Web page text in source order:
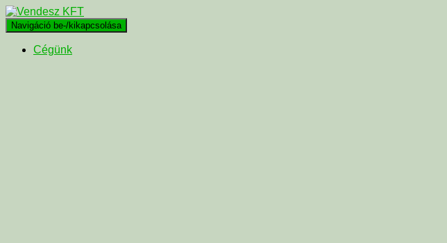
Navigáció be-/kikapcsolása
Cégünk